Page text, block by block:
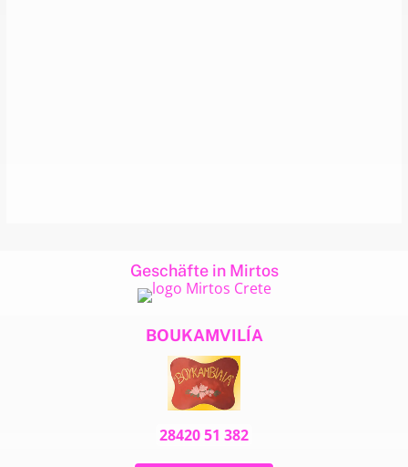
Geschäfte in Mirtos
BOUKAMVILÍA
28420 51 382